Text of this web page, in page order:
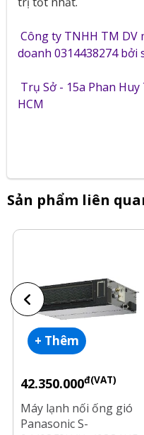
Công ty TNHH TM DV
doanh 0314438274 bởi
Trụ Sở - 15a Phan
HCM
Sản phẩm liên
+ Thêm
42.350.000đ(VAT)
Máy lạnh nối ống gió
Panasonic S-